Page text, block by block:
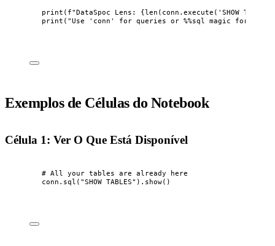
print ( f"DataSpoc Lens: {len ( conn. execute ( ' SHOW TABLES
print ( "Use 'conn' for queries or %%sql magic for inline
Exemplos de Células do Notebook
Célula 1: Ver O Que Está Disponível
# All your tables are already here
conn. sql ( "SHOW TABLES" ). show()